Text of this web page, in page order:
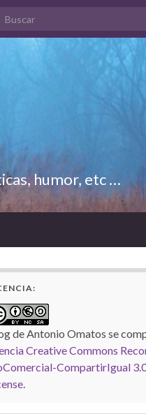
Search for:
humor, etc …
de Antonio Omatos se
Creative Commons
CompartirIgual
.